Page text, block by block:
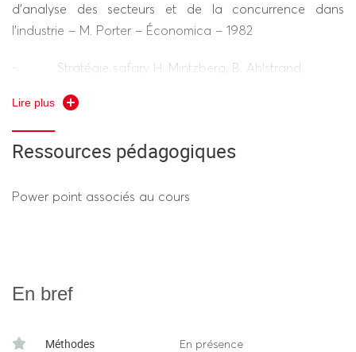
d'analyse des secteurs et de la concurrence dans
l'industrie – M. Porter – Économica – 1982
- Stratégie safary H. Mintzberg, B. Ahlstrand,
- Stratégie Océan Bleu – W. Chan Kim et R.
Mauborgne – Perason Village Mondial – 2011
Lire plus
Ressources pédagogiques
Power point associés au cours
En bref
Méthodes
En présence